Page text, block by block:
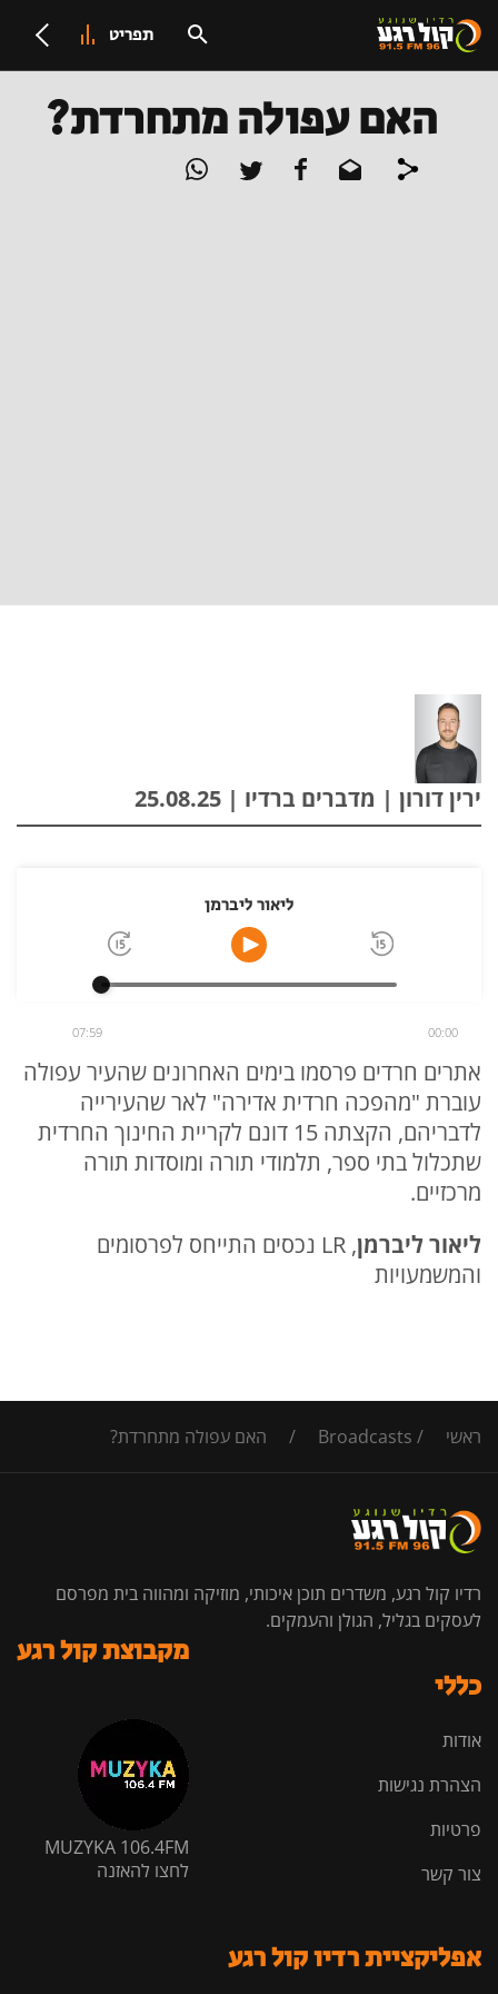
תפריט
האם עפולה מתחרדת?
ירין דורון | מדברים ברדיו | 25.08.25
ליאור ליברמן
00:00
07:59
אתרים חרדים פרסמו בימים האחרונים שהעיר עפולה
עוברת "מהפכה חרדית אדירה" לאר שהעירייה
לדבריהם, הקצתה 15 דונם לקריית החינוך החרדית
שתכלול בתי ספר, תלמודי תורה ומוסדות תורה
מרכזיים.
ליאור ליברמן
, LR נכסים התייחס לפרסומים
והמשמעויות
ראשי /
Broadcasts
/ האם עפולה מתחרדת?
רדיו קול רגע, משדרים תוכן איכותי, מוזיקה ומהווה בית מפרסם
לעסקים בגליל, הגולן והעמקים.
כללי
אודות
הצהרת נגישות
פרטיות
צור קשר
מקבוצת קול רגע
MUZYKA 106.4FM
לחצו להאזנה
אפליקציית רדיו קול רגע